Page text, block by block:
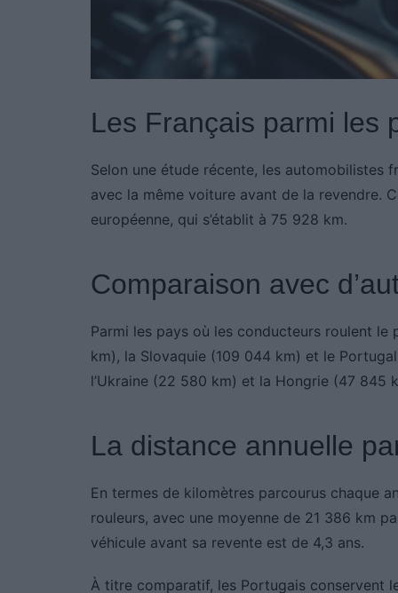
Les Français parmi les
Selon une étude récente, les automobilistes
avec la même voiture avant de la revendre.
européenne, qui s’établit à 75 928 km.
Comparaison avec
Parmi les pays où les conducteurs roulent le
km), la Slovaquie (109 044 km) et le
l’Ukraine (22 580 km) et la Hongrie (47 845
La distance annuelle
En termes de kilomètres parcourus chaque
rouleurs, avec une moyenne de 21 386 km
véhicule avant sa revente est de 4,3 ans.
À titre comparatif, les Portugais conservent